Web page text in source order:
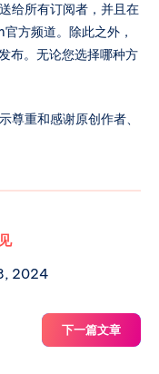
直接获得一张中
稿数量统计奖
计的相同联系方
的非垃圾投稿
自选lxc小鸡。
三张中介服务
同联系方式和相
的个人将获得一
lxc小鸡。 * 排
给所有订阅者，并且在
方频道。除此之外，
布。无论您选择哪种方
尊重和感谢原创作者、
2024
下一篇文章